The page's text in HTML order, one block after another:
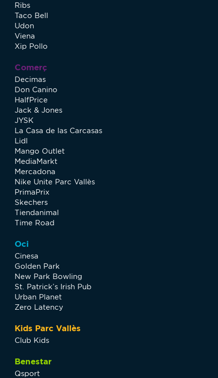
Ribs
Taco Bell
Udon
Viena
Xip Pollo
Comerç
Decimas
Don Canino
HalfPrice
Jack & Jones
JYSK
La Casa de las Carcasas
Lidl
Mango Outlet
MediaMarkt
Mercadona
Nike Unite Parc Vallès
PrimaPrix
Skechers
Tiendanimal
Time Road
Oci
Cinesa
Golden Park
New Park Bowling
St. Patrick’s Irish Pub
Urban Planet
Zero Latency
Kids Parc Vallès
Club Kids
Benestar
Qsport